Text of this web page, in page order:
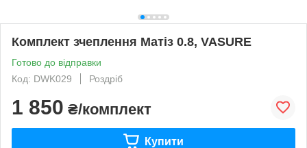
Комплект зчеплення Матіз 0.8, VASURE
Готово до відправки
Код: DWK029
Роздріб
1 850 ₴/комплект
Купити